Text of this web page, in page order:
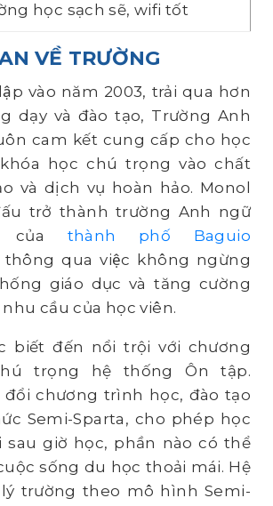
học sạch sẽ, wifi tốt
VỀ TRƯỜNG
vào năm 2003, trải qua hơn
dạy và đào tạo, Trường Anh
cam kết cung cấp cho học
học chú trọng vào chất
và dịch vụ hoàn hảo. Monol
trở thành trường Anh ngữ
của thành phố Baguio
thông qua việc không ngừng
giáo dục và tăng cường
cầu của học viên.
biết đến nổi trội với chương
trọng hệ thống Ôn tập.
đổi chương trình học, đào tạo
Semi-Sparta, cho phép học
sau giờ học, phần nào có thể
sống du học thoải mái. Hệ
trường theo mô hình Semi-